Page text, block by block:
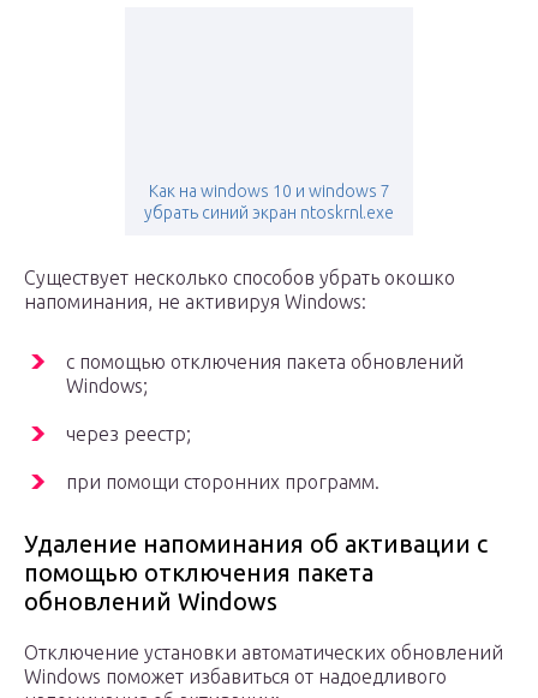
Как на windows 10 и windows 7
убрать синий экран ntoskrnl.exe
Существует несколько способов убрать окошко
напоминания, не активируя Windows:
с помощью отключения пакета обновлений
Windows;
через реестр;
при помощи сторонних программ.
Удаление напоминания об активации с
помощью отключения пакета
обновлений Windows
Отключение установки автоматических обновлений
Windows поможет избавиться от надоедливого